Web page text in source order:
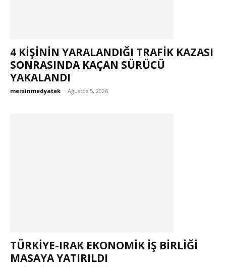
4 KİŞİNİN YARALANDIĞI TRAFİK KAZASI
SONRASINDA KAÇAN SÜRÜCÜ
YAKALANDI
mersinmedyatek - Ağustos 5, 2026
TÜRKIYE-IRAK EKONOMIK İŞ BIRLIĞI
MASAYA YATIRILDI